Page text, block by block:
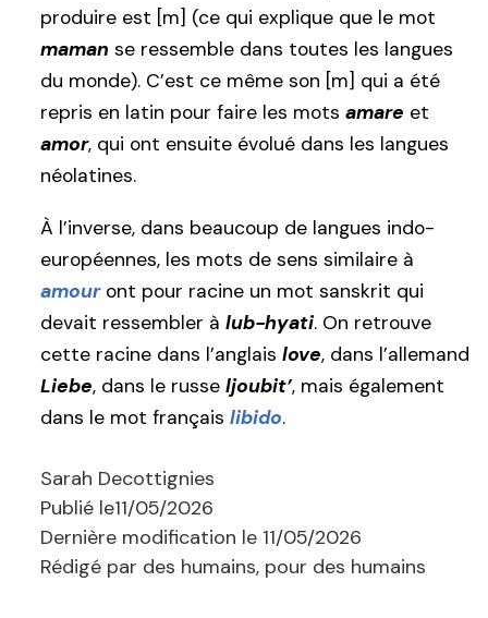
produire est [m] (ce qui explique que le mot
maman se ressemble dans toutes les langues
du monde). C’est ce même son [m] qui a été
repris en latin pour faire les mots amare et
amor, qui ont ensuite évolué dans les langues
néolatines.
À l’inverse, dans beaucoup de langues indo-
européennes, les mots de sens similaire à
amouront pour racine un mot sanskrit qui
devait ressembler à lub-hyati. On retrouve
cette racine dans l’anglais love, dans l’allemand
Liebe, dans le russe ljoubit’, mais également
dans le mot français libido.
Sarah Decottignies
Publié le11/05/2026
Dernière modification le 11/05/2026
Rédigé par des humains, pour des humains